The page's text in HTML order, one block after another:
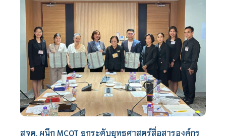
สจด. ผนึก MCOT ยกระดับยุทธศาสตร์สื่อสารองค์กร